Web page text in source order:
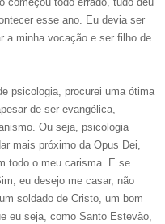
esse ano. Eu devia ser
a minha vocação e ser filho de
psicologia, procurei uma ótima
de ser evangélica,
Ou seja, psicologia
mais próximo da Opus Dei,
todo o meu carisma. E se
eu desejo me casar, não
soldado de Cristo, um bom
eu seja, como Santo Estevão,